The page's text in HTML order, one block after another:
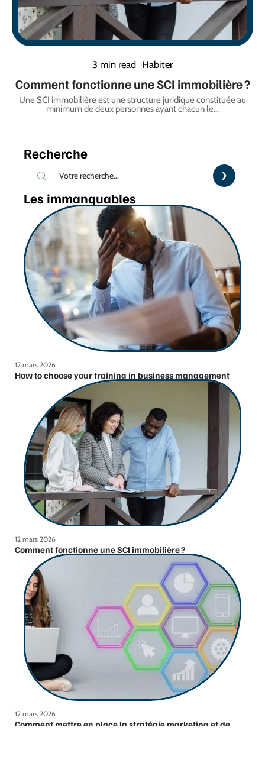
3 min read Habiter
Comment fonctionne une SCI immobilière ?
Une SCI immobilière est une structure juridique constituée au
minimum de deux personnes ayant chacun le…
Recherche
Les immanquables
12 mars 2026
How to choose your training in business management
12 mars 2026
Comment fonctionne une SCI immobilière ?
12 mars 2026
Comment mettre en place la stratégie marketing et de